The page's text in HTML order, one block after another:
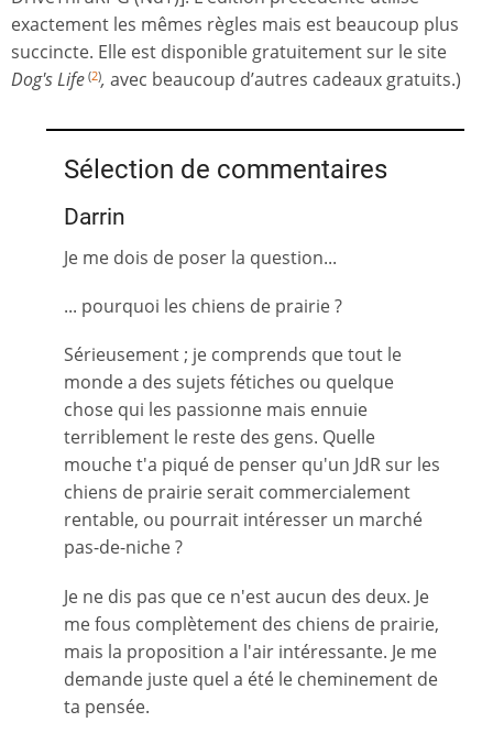
exactement les mêmes règles mais est beaucoup plus
succincte. Elle est disponible gratuitement sur le site
Dog's Life (2), avec beaucoup d’autres cadeaux gratuits.)
Sélection de commentaires
Darrin
Je me dois de poser la question...
... pourquoi les chiens de prairie ?
Sérieusement ; je comprends que tout le
monde a des sujets fétiches ou quelque
chose qui les passionne mais ennuie
terriblement le reste des gens. Quelle
mouche t'a piqué de penser qu'un JdR sur les
chiens de prairie serait commercialement
rentable, ou pourrait intéresser un marché
pas-de-niche ?
Je ne dis pas que ce n'est aucun des deux. Je
me fous complètement des chiens de prairie,
mais la proposition a l'air intéressante. Je me
demande juste quel a été le cheminement de
ta pensée.